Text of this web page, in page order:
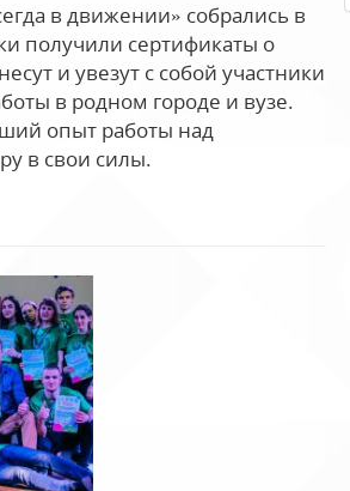
в движении» собрались в
получили сертификаты о
и увезут с собой участники
в родном городе и вузе.
опыт работы над
в свои силы.